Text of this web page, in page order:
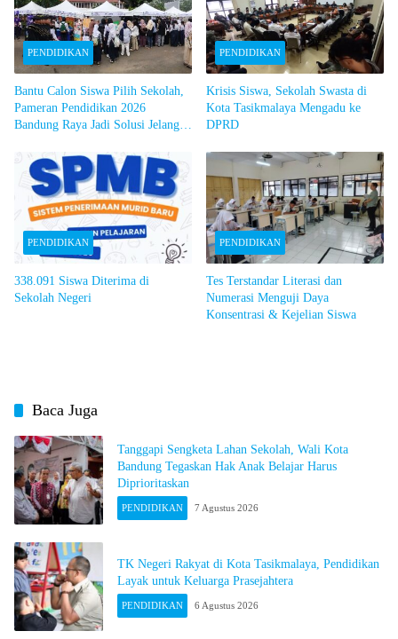
PENDIDIKAN
Bantu Calon Siswa Pilih Sekolah,
Pameran Pendidikan 2026
Bandung Raya Jadi Solusi Jelang
PENDIDIKAN
Krisis Siswa, Sekolah Swasta di
Kota Tasikmalaya Mengadu ke
DPRD
PENDIDIKAN
338.091 Siswa Diterima di
Sekolah Negeri
PENDIDIKAN
Tes Terstandar Literasi dan
Numerasi Menguji Daya
Konsentrasi & Kejelian Siswa
Baca Juga
Tanggapi Sengketa Lahan Sekolah, Wali Kota
Bandung Tegaskan Hak Anak Belajar Harus
Diprioritaskan
PENDIDIKAN 7 Agustus 2026
TK Negeri Rakyat di Kota Tasikmalaya, Pendidikan
Layak untuk Keluarga Prasejahtera
PENDIDIKAN 6 Agustus 2026